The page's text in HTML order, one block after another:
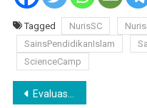
Tagged NurisSC
SainsPendidikanIslam
ScienceCamp
Navigasi
Evaluasi Semester Ganjil, Pondok Pesantren Nurul Islam Gelar Temu Wali Santri dan Anugerah Prestasi